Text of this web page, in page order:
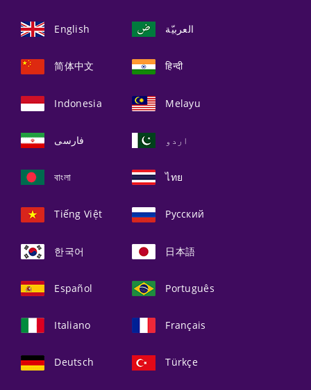
English العربيّة
简体中文 हिन्दी
Indonesia Melayu
فارسی اردو
বাংলা ไทย
Tiếng Việt Русский
한국어 日本語
Español Português
Italiano Français
Deutsch Türkçe